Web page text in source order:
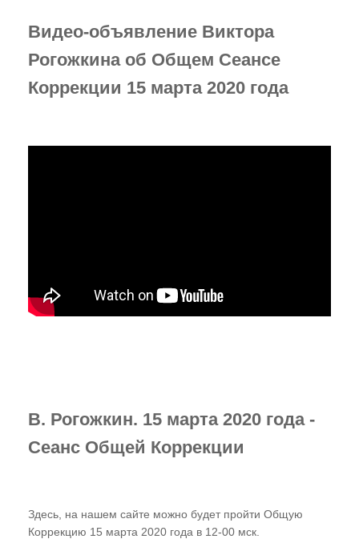
Территория Древних
Читаем "Эниологию"...
Новости Планеты ( ссылки )
Школа В. Рогожкина
Виктор Рогожкин. Коротко о важном
Купить
Видео-объявление Виктора
Рогожкина об Общем Сеансе
Коррекции 15 марта 2020 года
В. Рогожкин. 15 марта 2020 года -
Сеанс Общей Коррекции
Здесь, на нашем сайте можно будет пройти Общую
Коррекцию 15 марта 2020 года в 12-00 мск.